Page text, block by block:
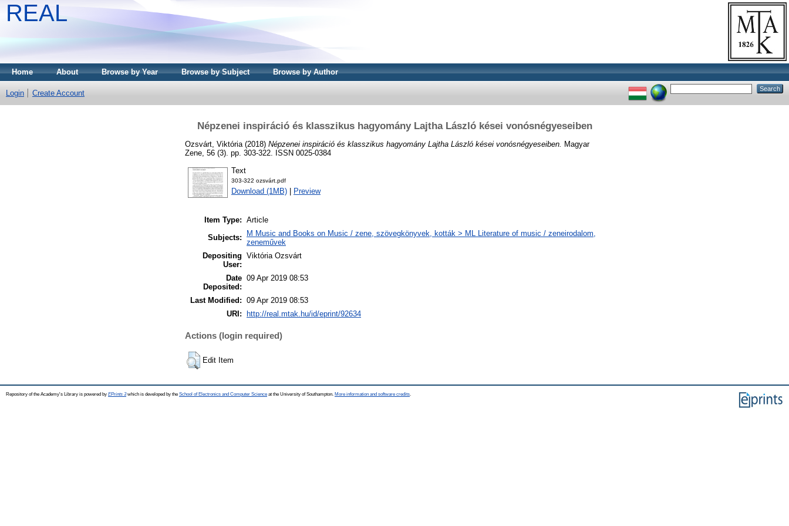
REAL
Home About Browse by Year Browse by Subject Browse by Author
Login Create Account
Népzenei inspiráció és klasszikus hagyomány Lajtha László kései vonósnégyeseiben
Ozsvárt, Viktória (2018) Népzenei inspiráció és klasszikus hagyomány Lajtha László kései vonósnégyeseiben. Magyar
Zene, 56 (3). pp. 303-322. ISSN 0025-0384
Text
303-322 ozsvárt.pdf
Download (1MB) Preview
Item Type: Article
Subjects:
M Music and Books on Music / zene, szövegkönyvek, kották > ML Literature of music / zeneirodalom,
zeneművek
Depositing
User:
Viktória Ozsvárt
Date
Deposited:
09 Apr 2019 08:53
Last Modified: 09 Apr 2019 08:53
URI:
http://real.mtak.hu/id/eprint/92634
Actions (login required)
Edit Item
Repository of the Academy's Library is powered by EPrints 3which is developed by the School of Electronics and Computer Science at the University of Southampton. More information and software credits